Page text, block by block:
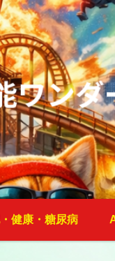
健康・糖尿病